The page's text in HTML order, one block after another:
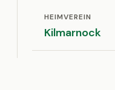
HEIMVEREIN
Kilmarnock